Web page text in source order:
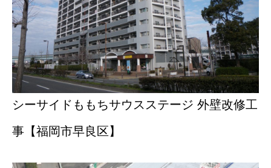
シーサイドももちサウスステージ 外壁改修工
事【福岡市早良区】